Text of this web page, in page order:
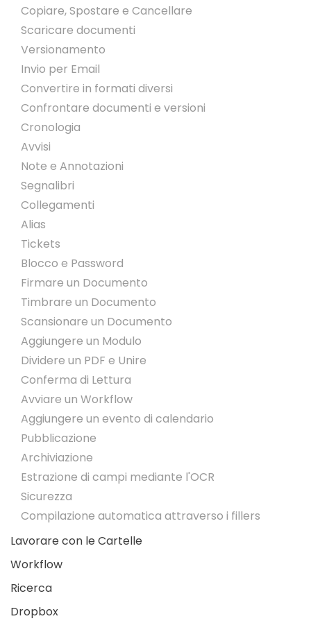
Copiare, Spostare e Cancellare
Scaricare documenti
Versionamento
Invio per Email
Convertire in formati diversi
Confrontare documenti e versioni
Cronologia
Avvisi
Note e Annotazioni
Segnalibri
Collegamenti
Alias
Tickets
Blocco e Password
Firmare un Documento
Timbrare un Documento
Scansionare un Documento
Aggiungere un Modulo
Dividere un PDF e Unire
Conferma di Lettura
Avviare un Workflow
Aggiungere un evento di calendario
Pubblicazione
Archiviazione
Estrazione di campi mediante l'OCR
Sicurezza
Compilazione automatica attraverso i fillers
Lavorare con le Cartelle
Workflow
Ricerca
Dropbox